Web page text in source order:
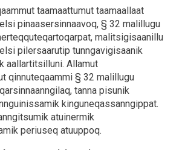
taamaattumut taamaallaat
pinaasersinnaavoq, § 32 malillugu
malitsigisaanillu
pilersaarutip tunngavigisaanik
aallartitsilluni. Allamut
qinnuteqaammi § 32 malillugu
tanna pisunik
kinguneqassanngippat.
atuinermik
periuseq atuuppoq.